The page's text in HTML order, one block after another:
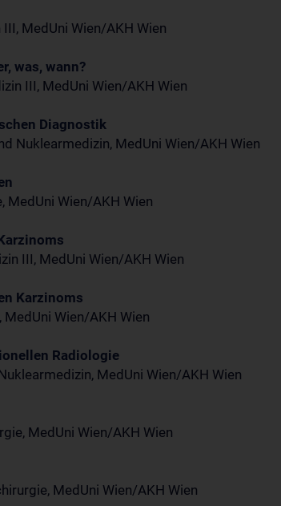
MedUni Wien/AKH Wien
was, wann?
III, MedUni Wien/AKH Wien
Diagnostik
Nuklearmedizin, MedUni Wien/AKH Wien
MedUni Wien/AKH Wien
III, MedUni Wien/AKH Wien
Karzinoms
Wien/AKH Wien
Radiologie
MedUni Wien/AKH Wien
MedUni Wien/AKH Wien
MedUni Wien/AKH Wien